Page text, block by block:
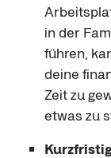
in der
führen,
deine
Zeit zu
etwas zu